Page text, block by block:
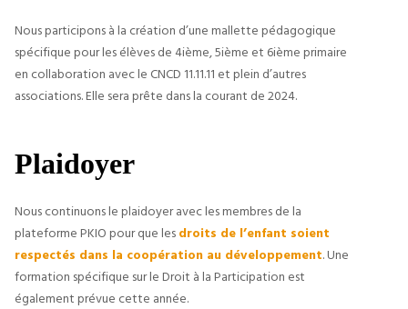
Nous participons à la création d’une mallette pédagogique
spécifique pour les élèves de 4ième, 5ième et 6ième primaire
en collaboration avec le CNCD 11.11.11 et plein d’autres
associations. Elle sera prête dans la courant de 2024.
Plaidoyer
Nous continuons le plaidoyer avec les membres de la
plateforme PKIO pour que les droits de l’enfant soient
respectés dans la coopération au développement. Une
formation spécifique sur le Droit à la Participation est
également prévue cette année.